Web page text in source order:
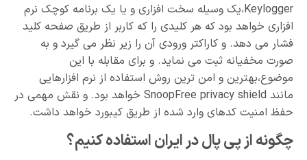
Keylogger،یک وسیله سخت افزاری و یا یک برنامه کوچک نرم
افزاری خواهد بود که هر کلیدی را که کاربر از طریق صفحه کلید
فشار می دهد. و کاراکتر ورودی آن را زیر نظر می گیرد و به
صورت مخفیانه ثبت می نماید. و برای مقابله با این
موضوع،بهترین و امن ترین روش استفاده از نرم افزارهایی
مانند SnoopFree privacy shield خواهد بود. و نقش مهمی در
حفظ امنیت کدهای وارد شده از طریق کیبورد خواهد داشت.
چگونه از پی پال در ایران استفاده کنیم؟